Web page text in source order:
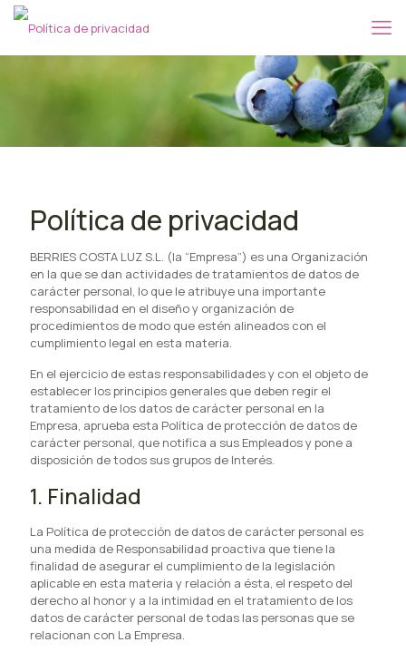
Política de privacidad
BERRIES COSTA LUZ S.L. (la “Empresa”) es una Organización
en la que se dan actividades de tratamientos de datos de
carácter personal, lo que le atribuye una importante
responsabilidad en el diseño y organización de
procedimientos de modo que estén alineados con el
cumplimiento legal en esta materia.
En el ejercicio de estas responsabilidades y con el objeto de
establecer los principios generales que deben regir el
tratamiento de los datos de carácter personal en la
Empresa, aprueba esta Política de protección de datos de
carácter personal, que notifica a sus Empleados y pone a
disposición de todos sus grupos de Interés.
1. Finalidad
La Política de protección de datos de carácter personal es
una medida de Responsabilidad proactiva que tiene la
finalidad de asegurar el cumplimiento de la legislación
aplicable en esta materia y relación a ésta, el respeto del
derecho al honor y a la intimidad en el tratamiento de los
datos de carácter personal de todas las personas que se
relacionan con La Empresa.